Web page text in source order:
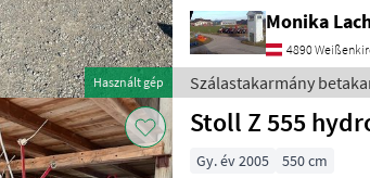
Használt gép
Monika
4890
Szálastakarmány
Stoll Z 555
Gy. év 2005 550 cm